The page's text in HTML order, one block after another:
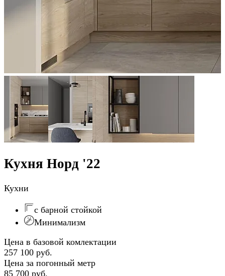
Кухня Норд '22
Кухни
с барной стойкой
Минимализм
Цена в базовой комлектации
257 100 руб.
Цена за погонный метр
85 700 руб.